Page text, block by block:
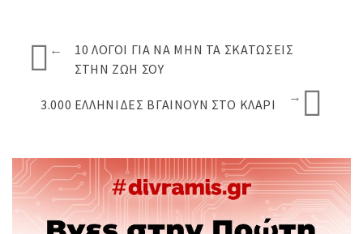
←
10 ΛΌΓΟΙ ΓΙΑ ΝΑ ΜΗΝ ΤΑ ΣΚΑΤΏΣΕΙΣ
ΣΤΗΝ ΖΩΉ ΣΟΥ
3.000 ΕΛΛΗΝΊΔΕΣ ΒΓΑΊΝΟΥΝ ΣΤΟ ΚΛΑΡΊ →